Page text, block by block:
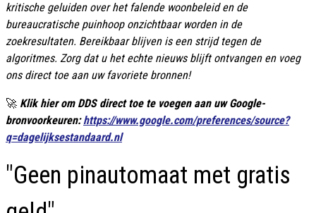
kritische geluiden over het falende woonbeleid en de
bureaucratische puinhoop onzichtbaar worden in de
zoekresultaten. Bereikbaar blijven is een strijd tegen de
algoritmes. Zorg dat u het echte nieuws blijft ontvangen en voeg
ons direct toe aan uw favoriete bronnen!
🚀 Klik hier om DDS direct toe te voegen aan uw Google-
bronvoorkeuren: https://www.google.com/preferences/source?
q=dagelijksestandaard.nl
"Geen pinautomaat met gratis